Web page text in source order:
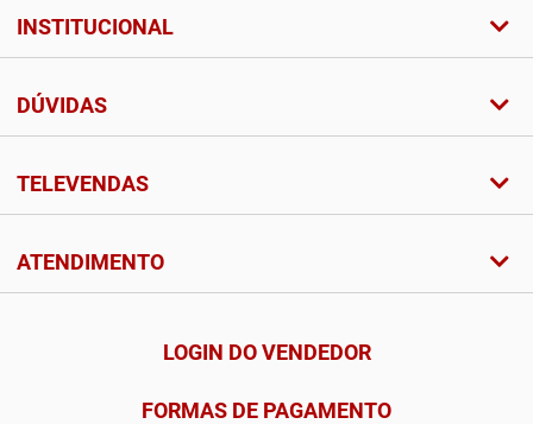
INSTITUCIONAL
DÚVIDAS
TELEVENDAS
ATENDIMENTO
LOGIN DO VENDEDOR
FORMAS DE PAGAMENTO